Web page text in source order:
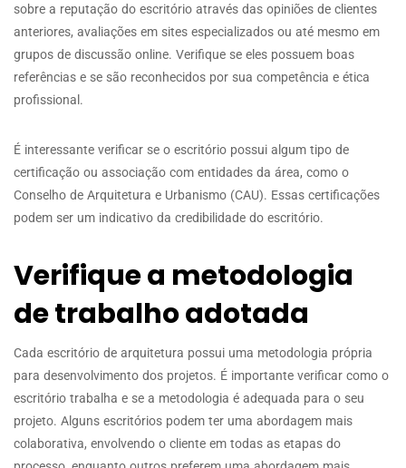
sobre a reputação do escritório através das opiniões de clientes
anteriores, avaliações em sites especializados ou até mesmo em
grupos de discussão online. Verifique se eles possuem boas
referências e se são reconhecidos por sua competência e ética
profissional.
É interessante verificar se o escritório possui algum tipo de
certificação ou associação com entidades da área, como o
Conselho de Arquitetura e Urbanismo (CAU). Essas certificações
podem ser um indicativo da credibilidade do escritório.
Verifique a metodologia
de trabalho adotada
Cada escritório de arquitetura possui uma metodologia própria
para desenvolvimento dos projetos. É importante verificar como o
escritório trabalha e se a metodologia é adequada para o seu
projeto. Alguns escritórios podem ter uma abordagem mais
colaborativa, envolvendo o cliente em todas as etapas do